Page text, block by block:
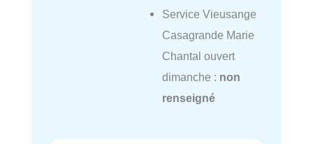
Service Vieusange
Casagrande Marie
Chantal ouvert
dimanche : non
renseigné